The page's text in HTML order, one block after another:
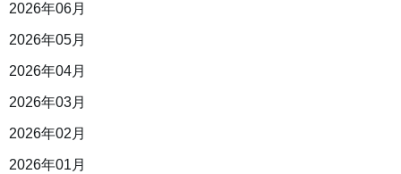
2026年06月
2026年05月
2026年04月
2026年03月
2026年02月
2026年01月